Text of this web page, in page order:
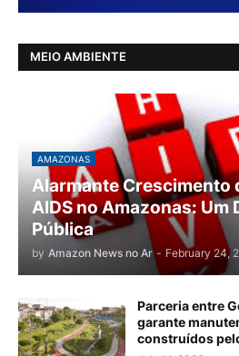
MEIO AMBIENTE
AMAZONAS
Alarmante Crescimento
AIDS no Amazonas: Um
Pública
by Amazon News no Ar - February 24,
Parceria entre
garante
construídos